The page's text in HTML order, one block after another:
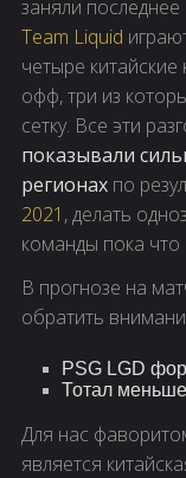
заняли последнее
Team Liquid
четыре
офф, три из
сетку. Все эти
показывали
регионах по
2021 , делать
команды пока что
В прогнозе на
обратить
PSG LGD
Тотал
Для нас
является